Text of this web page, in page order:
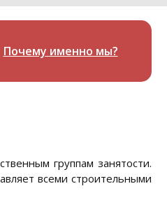
Почему именно мы?
группам занятости.
всеми строительными